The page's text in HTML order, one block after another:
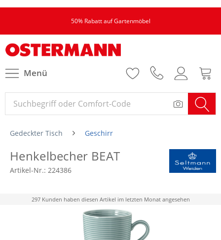
50% Rabatt auf Gartenmöbel
Menü
Gedeckter Tisch Geschirr
Henkelbecher BEAT
Artikel-Nr.: 224386
297 Kunden haben diesen Artikel im letzten Monat angesehen